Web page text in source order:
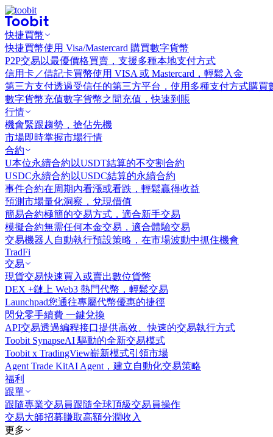
快捷買幣
快捷買幣使用 Visa/Mastercard 購買數字貨幣
P2P交易 以最優價格買賣，支援多種本地支付方式
信用卡／借記卡買幣使用 VISA 或 Mastercard，輕鬆入金
第三方支付透過受信任的第三方平台，使用多種支付方式購買
數字貨幣充值數字貨幣之間充值，快速到賬
行情
機會緊跟趨勢，搶佔先機
市場即時掌握市場行情
合約
U本位永續合約 以USDT結算的不交割合約
USDC永續合約 以USDC結算的永續合約
事件合約在周期內看漲或看跌，輕鬆贏得收益
預測市場量化洞察，兌現價值
簡易合約極簡的交易方式，適合新手交易
模擬合約無需任何本金交易，適合體驗交易
交易機器人 自動執行預設策略，在市場波動中抓住機會
TradFi
交易
現貨交易快速買入或賣出數位貨幣
DEX +鏈上 Web3 熱門代幣，輕鬆交易
Launchpad您通往專屬代幣優惠的捷徑
閃兌零手續費 一鍵兌換
API交易透過編程接口提供高效、快速的交易執行方式
Toobit SynapseAI 驅動的全新交易模式
Toobit x TradingView嶄新模式引領市場
Agent Trade KitAI Agent，建立自動化交易策略
福利
跟單
跟隨專業交易員跟隨全球頂級交易員操作
交易大師招募賺取高額分潤收入
更多